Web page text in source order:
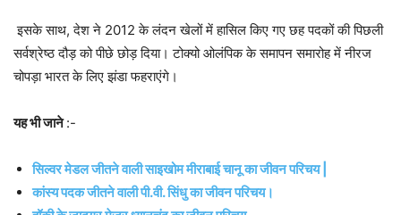
इसके साथ, देश ने 2012 के लंदन खेलों में हासिल किए गए छह पदकों की पिछली
सर्वश्रेष्ठ दौड़ को पीछे छोड़ दिया। टोक्यो ओलंपिक के समापन समारोह में नीरज
चोपड़ा भारत के लिए झंडा फहराएंगे।
यह भी जाने:-
सिल्वर मेडल जीतने वाली साइखोम मीराबाई चानू का जीवन परिचय |
कांस्य पदक जीतने वाली पी.वी. सिंधु का जीवन परिचय।